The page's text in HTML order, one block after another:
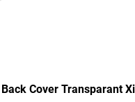
Cover Transparant